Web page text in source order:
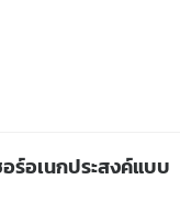
อร์อเนกประสงค์แบบ